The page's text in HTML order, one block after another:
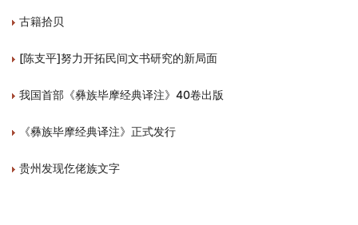
古籍拾贝
[陈支平]努力开拓民间文书研究的新局面
我国首部《彝族毕摩经典译注》40卷出版
《彝族毕摩经典译注》正式发行
贵州发现仡佬族文字